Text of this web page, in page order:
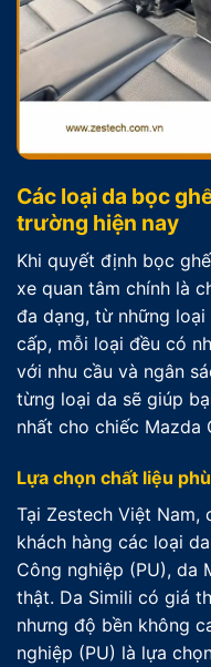
Các loại da bọc
trường hiện nay
Khi quyết định bọc
xe quan tâm chính là
đa dạng, từ những
cấp, mỗi loại đều có
với nhu cầu và ngân
từng loại da sẽ giúp
nhất cho chiếc Mazda
Lựa chọn chất liệu
Tại Zestech Việt
khách hàng các loại
Công nghiệp (PU), da
thật. Da Simili có giá
nhưng độ bền không
nghiệp (PU) là lựa